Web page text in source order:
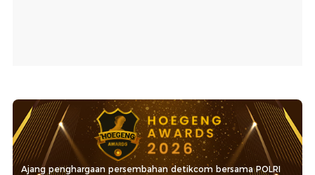
Ajang penghargaan persembahan detikcom bersama POLRI